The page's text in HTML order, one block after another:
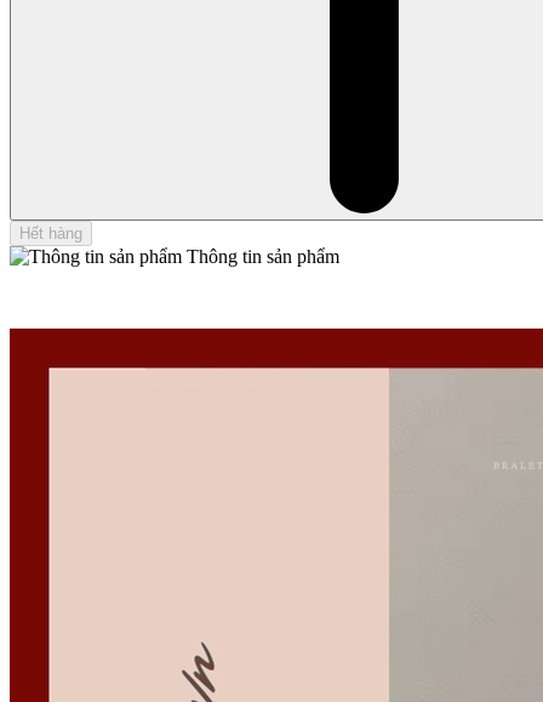
Hết hàng
Thông tin sản phẩm